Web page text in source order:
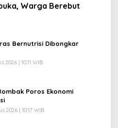
Warga Berebut
Bernutrisi Dibongkar
2026 | 10:11 WIB
Poros Ekonomi
2026 | 10:17 WIB